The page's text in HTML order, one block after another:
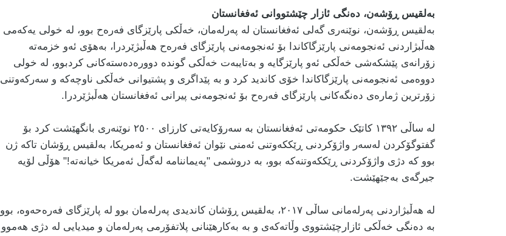
بەلقیس ڕۆشەن، دەنگی ئازار چێشتووانی ئەفغانستان
بەلقیس ڕۆشەن، نوێنەری گەلی ئەفغانستان لە پەرلەمان، خەڵکی پارێزگای فەرەح بوو، لە خولی یەکەمی
هەڵبژاردنی ئەنجومەنی پارێزگاکاندا بۆ ئەنجومەنی پارێزگای فەرەح هەڵبژێردرا، بەهۆی ئەو خزمەتە
زۆرانەی پێشکەشی خەڵکی ئەو پارێزگایە و بەتایبەت خەڵکی گوندە دوورەدەستەکانی کردبوو، لە خولی
دووەمی ئەنجومەنی پارێزگاکاندا خۆی کاندید کرد و بە پێداگری و پشتیوانی خەڵکی ناوچەکە و سەرکەوتنی
زۆرترین ژمارەی دەنگەکانی پارێزگای فەرەح بۆ ئەنجومەنی پیرانی ئەفغانستان هەڵبژێردرا.
لە ساڵی ١٣٩٢ کاتێک حکومەتی ئەفغانستان بە سەرۆکایەتی کارزای ٢٥٠٠ نوێنەری بانگهێشت کرد بۆ
گفتوگۆکردن لەسەر واژۆکردنی ڕێککەوتنی ئەمنی نێوان ئەفغانستان و ئەمریکا، بەلقیس ڕۆشان تاکە ژن
بوو کە دژی واژۆکردنی ڕێککەوتنەکە بوو، بە دروشمی "پەیماننامە لەگەڵ ئەمریکا خیانەتە!" هۆڵی لۆیە
جیرگەی بەجێهێشت.
لە هەڵبژاردنی پەرلەمانی ساڵی ٢٠١٧، بەلقیس ڕۆشان کاندیدی پەرلەمان بوو لە پارێزگای فەرەحەوە، بوو
بە دەنگی خەڵکی ئازارچێشتووی وڵاتەکەی و بە بەکارهێنانی پلاتفۆرمی پەرلەمان و میدیایی لە دژی هەموو